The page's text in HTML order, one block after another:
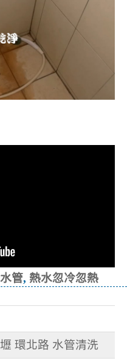
管, 熱水忽冷忽熱
環北路 水管清洗